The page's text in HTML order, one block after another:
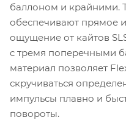
баллоном и крайними.
обеспечивают прямое
ощущение от кайтов
с тремя поперечными
материал позволяет
скручиваться
импульсы плавно и
повороты.